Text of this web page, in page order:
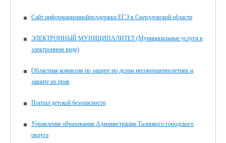
Сайт информационнойподдержки ЕГЭ в Свердловской области
ЭЛЕКТРОННЫЙ МУНИЦИПАЛИТЕТ (Муниципальные услуги в
электронном виде)
Областная комиссия по защите по делам несовершеннолетних и
защите их прав
Портал детской безопасности
Управление образования Администрации Талицкого городского
округа